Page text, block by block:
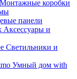
Монтажные коробки
панели
Аксессуары и
Светильники и
Умный дом with